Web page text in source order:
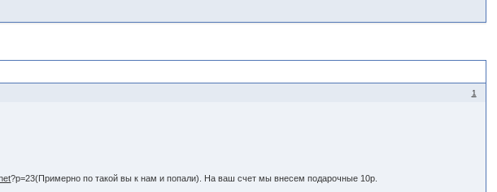
1
?p=23(Примерно по такой вы к нам и попали). На ваш счет мы внесем подарочные 10р.